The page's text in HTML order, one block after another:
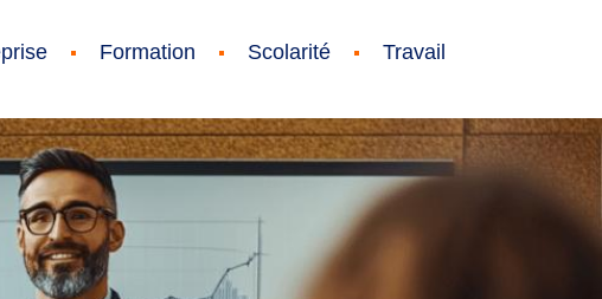
Formation Scolarité Travail